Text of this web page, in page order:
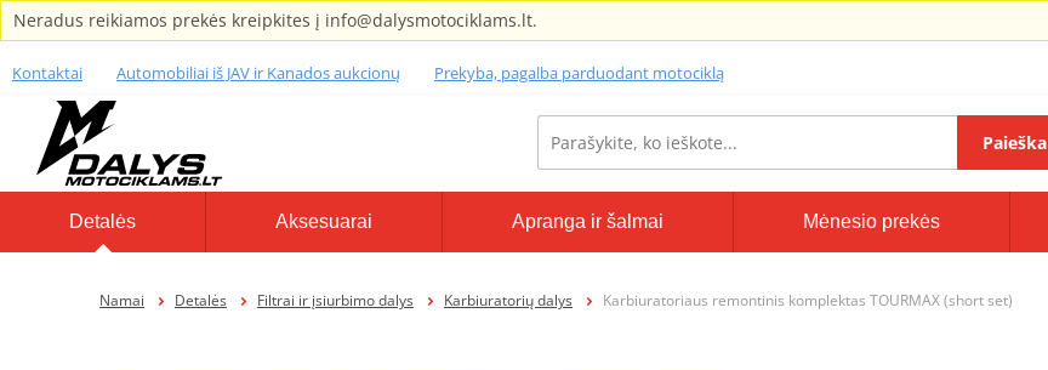
Neradus reikiamos prekės kreipkites į info@dalysmotociklams.lt.
Kontaktai Automobiliai iš JAV ir Kanados aukcionų Prekyba, pagalba parduodant motociklą
Paieška
Detalės Aksesuarai Apranga ir šalmai Mėnesio prekės
Namai Detalės Filtrai ir įsiurbimo dalys Karbiuratorių dalys Karbiuratoriaus remontinis komplektas TOURMAX (short set)